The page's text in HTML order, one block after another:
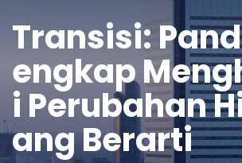
Transisi:
engkap
i Perubahan
ang Berarti